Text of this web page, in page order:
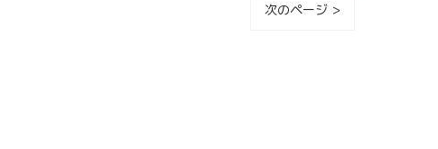
次のページ >